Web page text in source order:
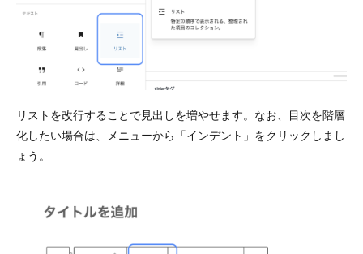
リストを改行することで見出しを増やせます。なお、目次を階層
化したい場合は、メニューから「インデント」をクリックしまし
ょう。